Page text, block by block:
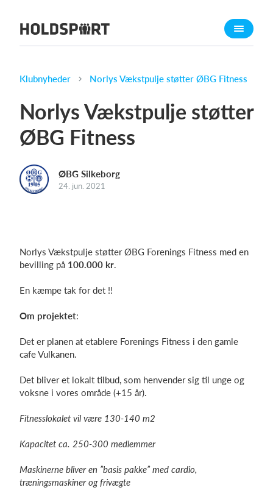
Om Holdsport
Presseomtale
Funktioner
Kontingentopkrævning
Hvad koster det?
Klubnyheder Norlys Vækstpulje støtter ØBG Fitness
Norlys Vækstpulje støtter
ØBG Fitness
ØBG Silkeborg
24. jun. 2021
Norlys Vækstpulje støtter ØBG Forenings Fitness med en
bevilling på 100.000 kr.
En kæmpe tak for det !!
Om projektet:
Det er planen at etablere Forenings Fitness i den gamle
cafe Vulkanen.
Det bliver et lokalt tilbud, som henvender sig til unge og
voksne i vores område (+15 år).
Fitnesslokalet vil være 130-140 m2
Kapacitet ca. 250-300 medlemmer
Maskinerne bliver en ”basis pakke” med cardio,
træningsmaskiner og frivægte